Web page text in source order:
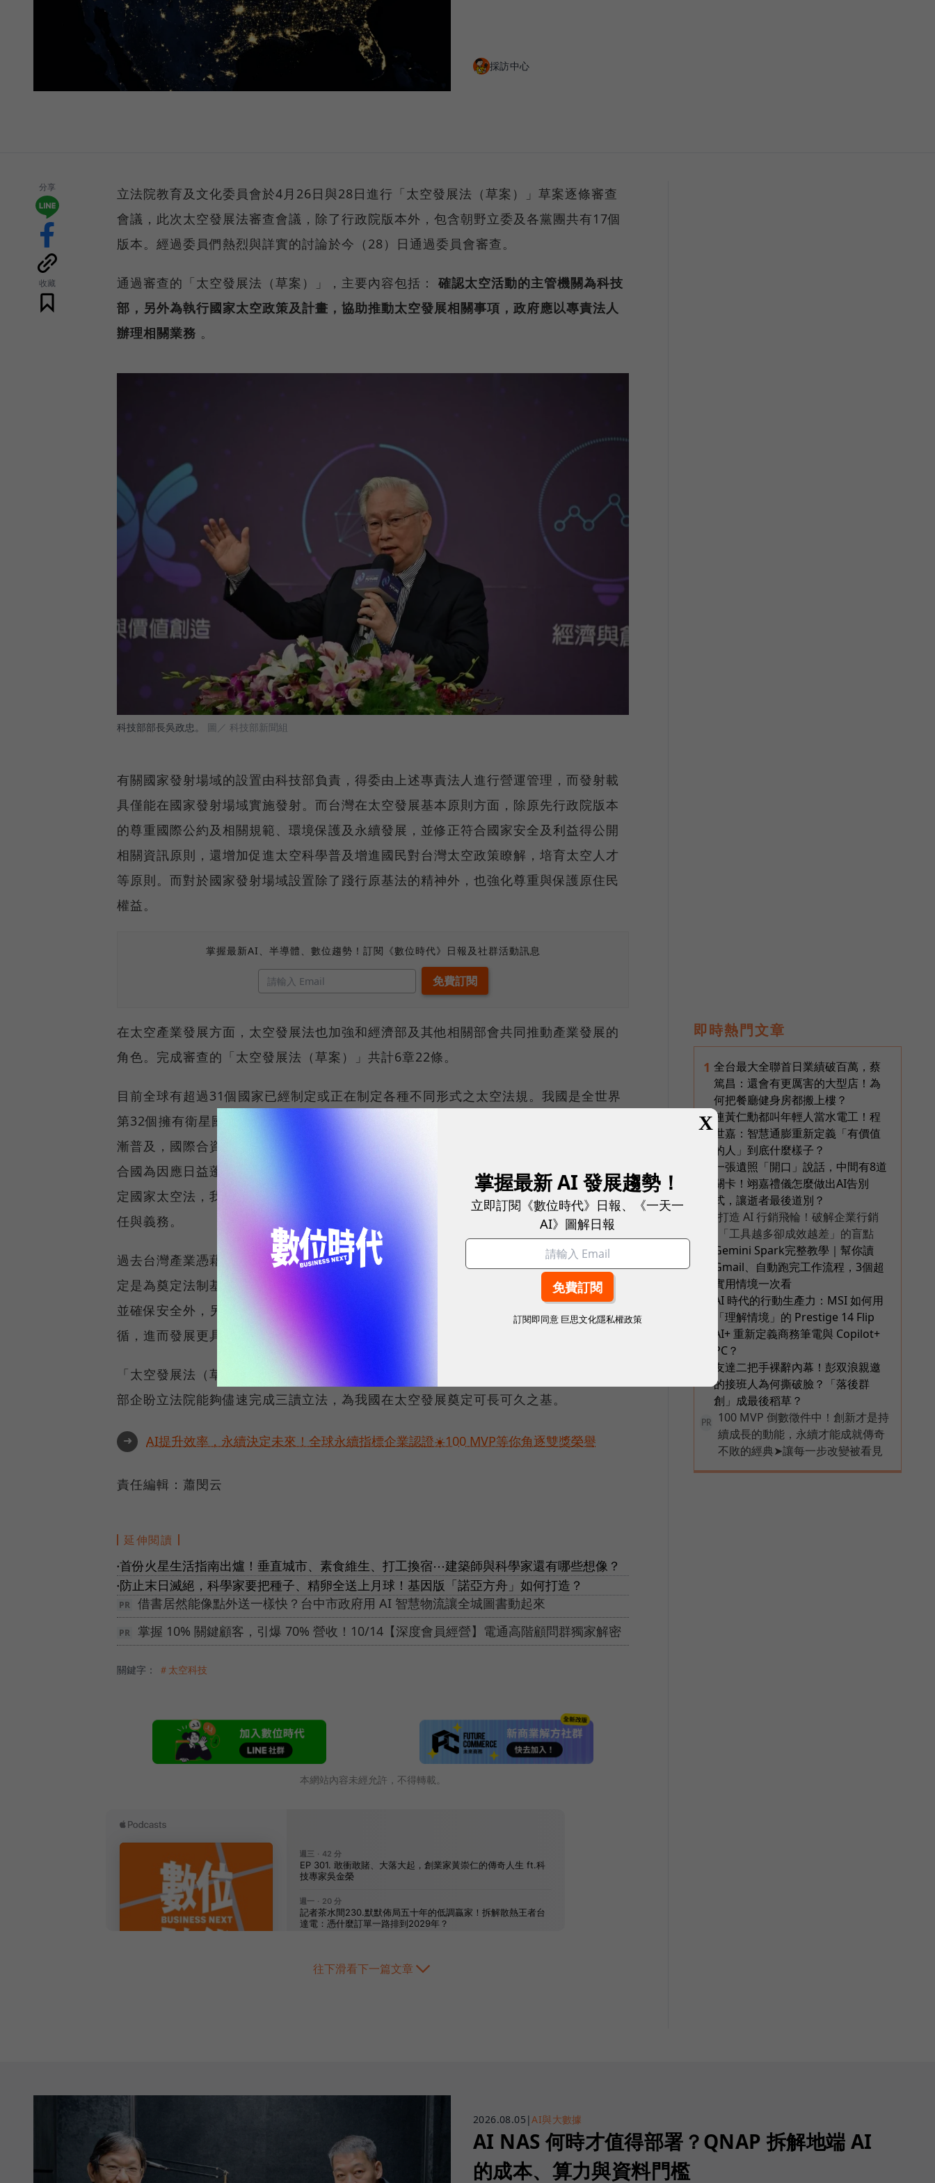
採訪中心
分享
收藏
立法院教育及文化委員會於4月26日與28日進行「太空發展法（草案）」草案逐條審查
會議，此次太空發展法審查會議，除了行政院版本外，包含朝野立委及各黨團共有17個
版本。經過委員們熱烈與詳實的討論於今（28）日通過委員會審查。
通過審查的「太空發展法（草案）」，主要內容包括： 確認太空活動的主管機關為科技
部，另外為執行國家太空政策及計畫，協助推動太空發展相關事項，政府應以專責法人
辦理相關業務 。
科技部部長吳政忠。 圖／ 科技部新聞組
有關國家發射場域的設置由科技部負責，得委由上述專責法人進行營運管理，而發射載
具僅能在國家發射場域實施發射。而台灣在太空發展基本原則方面，除原先行政院版本
的尊重國際公約及相關規範、環境保護及永續發展，並修正符合國家安全及利益得公開
相關資訊原則，還增加促進太空科學普及增進國民對台灣太空政策瞭解，培育太空人才
等原則。而對於國家發射場域設置除了踐行原基法的精神外，也強化尊重與保護原住民
權益。
掌握最新AI、半導體、數位趨勢！訂閱《數位時代》日報及社群活動訊息
在太空產業發展方面，太空發展法也加強和經濟部及其他相關部會共同推動產業發展的
角色。完成審查的「太空發展法（草案）」共計6章22條。
目前全球有超過31個國家已經制定或正在制定各種不同形式之太空法規。我國是全世界
第32個擁有衛星國家，近年來國內已有數家商業太空公司成立，商業應用性太空活動逐
漸普及，國際合資、民間企業投資商業模式逐步導入，使我國已經進入太空新紀元。聯
合國為因應日益蓬勃發展的商業與私人太空發展，並兼顧太空的永續使用，鼓勵各國制
定國家太空法，我國制定太空相關法規，向國際社會表示我國願意善盡地球村公民的責
任與義務。
過去台灣產業憑藉著強大的科研基礎，積極與國外太空產業密切接觸。太空發展法的制
定是為奠定法制基礎的重要一步，有法制基礎，除規範相關太空活動，及強化風險管控
並確保安全外，另可提供明確法源依據，以利公部門與民間企業推動太空發展法律遵
循，進而發展更具前瞻性技術，提升產業發展。
「太空發展法（草案）」完成委員會審查後，使得台灣在太空法制化再向前一步，科技
部企盼立法院能夠儘速完成三讀立法，為我國在太空發展奠定可長可久之基。
➜ AI提升效率，永續決定未來！全球永續指標企業認證☀️100 MVP等你角逐雙獎榮譽
責任編輯：蕭閔云
延伸閱讀
●首份火星生活指南出爐！垂直城市、素食維生、打工換宿⋯建築師與科學家還有哪些想像？
● 防止末日滅絕，科學家要把種子、精卵全送上月球！基因版「諾亞方舟」如何打造？
借書居然能像點外送一樣快？台中市政府用 AI 智慧物流讓全城圖書動起來
掌握 10% 關鍵顧客，引爆 70% 營收！10/14【深度會員經營】電通高階顧問群獨家解密
關鍵字： ＃太空科技
本網站內容未經允許，不得轉載。
往下滑看下一篇文章
即時熱門文章
1 全台最大全聯首日業績破百萬，蔡
篤昌：還會有更厲害的大型店！為
何把餐廳健身房都搬上樓？
2 連黃仁勳都叫年輕人當水電工！程
世嘉：智慧通膨重新定義「有價值
的人」到底什麼樣子？
一張遺照「開口」說話，中間有8道
關卡！翊嘉禮儀怎麼做出AI告別
式，讓逝者最後道別？
打造 AI 行銷飛輪！破解企業行銷
「工具越多卻成效越差」的盲點
Gemini Spark完整教學｜幫你讀
Gmail、自動跑完工作流程，3個超
實用情境一次看
AI 時代的行動生產力：MSI 如何用
「理解情境」的 Prestige 14 Flip
AI+ 重新定義商務筆電與 Copilot+
PC？
友達二把手裸辭內幕！彭双浪親邀
的接班人為何撕破臉？「落後群
創」成最後稻草？
PR
100 MVP 倒數徵件中！創新才是持
續成長的動能，永續才能成就傳奇
不敗的經典➤讓每一步改變被看見
2026.08.05 |AI與大數據
AI NAS 何時才值得部署？QNAP 拆解地端 AI
的成本、算力與資料門檻
X
掌握最新 AI 發展趨勢！
立即訂閱《數位時代》日報、《一天一
AI》圖解日報
訂閱即同意 巨思文化隱私權政策